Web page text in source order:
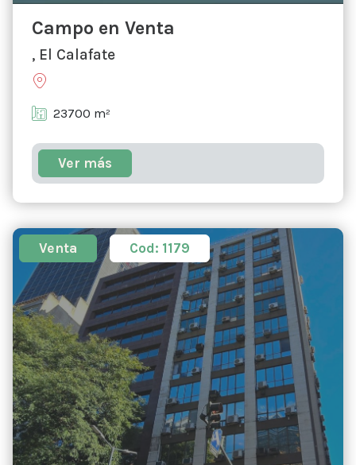
Campo en Venta
, El Calafate
23700 m²
Ver más
Venta Cod: 1179